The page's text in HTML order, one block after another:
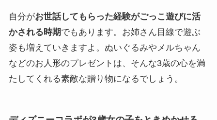
自分がお世話してもらった経験がごっこ遊びに活
かされる時期でもあります。お姉さん目線で遊ぶ
姿も増えていきますよ。ぬいぐるみやメルちゃん
などのお人形のプレゼントは、そんな3歳の心を満
たしてくれる素敵な贈り物になるでしょう。